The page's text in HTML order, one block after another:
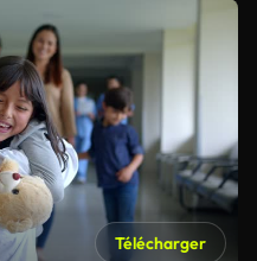
Télécharger